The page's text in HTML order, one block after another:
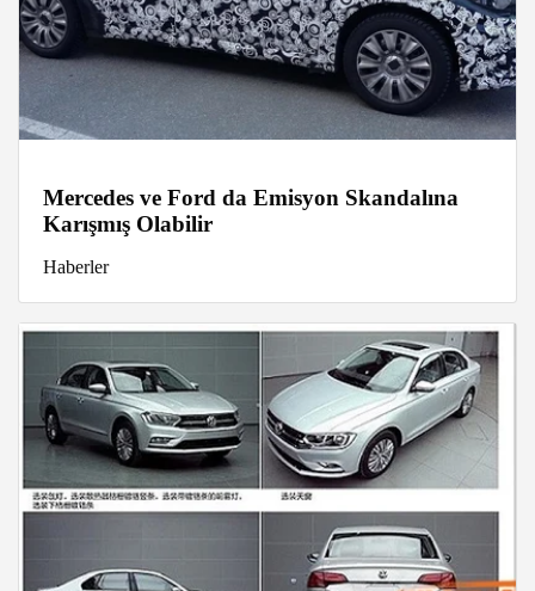
Mercedes ve Ford da Emisyon Skandalına
Karışmış Olabilir
Haberler